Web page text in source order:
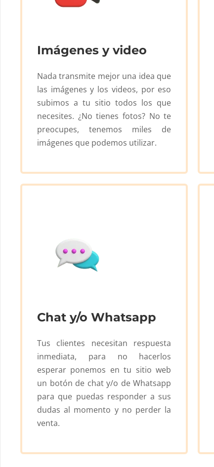
Imágenes y video
Nada transmite mejor una idea que
las imágenes y los videos, por eso
subimos a tu sitio todos los que
necesites. ¿No tienes fotos? No te
preocupes, tenemos miles de
imágenes que podemos utilizar.
Chat y/o Whatsapp
Tus clientes necesitan respuesta
inmediata, para no hacerlos
esperar ponemos en tu sitio web
un botón de chat y/o de Whatsapp
para que puedas responder a sus
dudas al momento y no perder la
venta.